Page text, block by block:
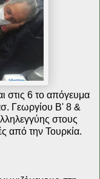
στις 6 το απόγευμα
Γεωργίου Β' 8 &
στους
από την Τουρκία.